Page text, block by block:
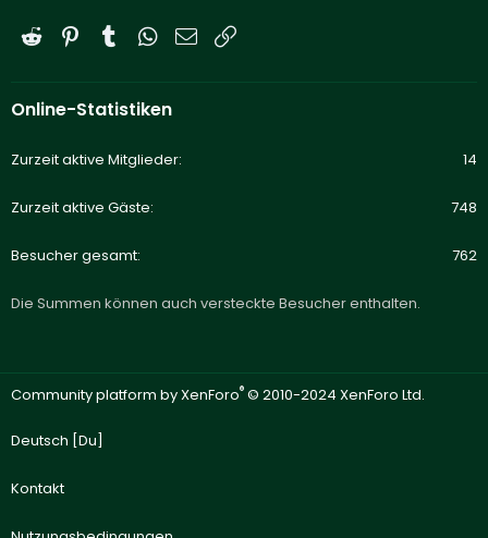
Reddit PinterestTumblrWhatsApp
E-Mail
Online-Statistiken
Zurzeit aktive Mitglieder 14
Zurzeit aktive Gäste 748
Besucher gesamt 762
Die Summen können auch versteckte Besucher enthalten.
Community platform by XenForo® © 2010-2024 XenForo Ltd.
Deutsch [Du]
Kontakt